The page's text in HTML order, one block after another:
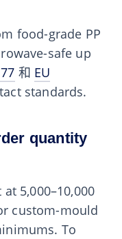
food-grade PP
safe up
和 EU
standards.
quantity
5,000–10,000
custom-mould
To